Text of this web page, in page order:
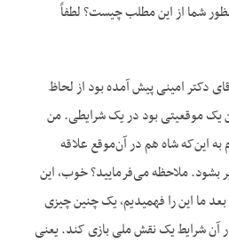
شما از این مطلب چیست؟ لطفاً
دکتر امینی پیش آمده بود از لحاظ
یک موقعیتی بود در یک شرایطی. من
این‌که شاه هم در آن‌موقع علاقه
بشود. ملاحظه می‌فرمایید؟ خوب، این
ما این را فهمیدیم، یک چنین چیزی
آن شرایط یک نقش ملی بازی کند. یعنی